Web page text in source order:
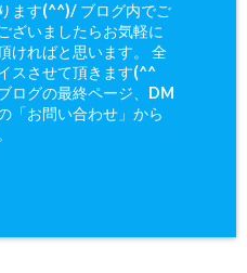
ます(^^)/ ブログ内でご
ざいましたらお気軽に
ければと思います。 全
スさせて頂きます(^^ゞ
ログの最終ページ、DM
「お問い合わせ」から